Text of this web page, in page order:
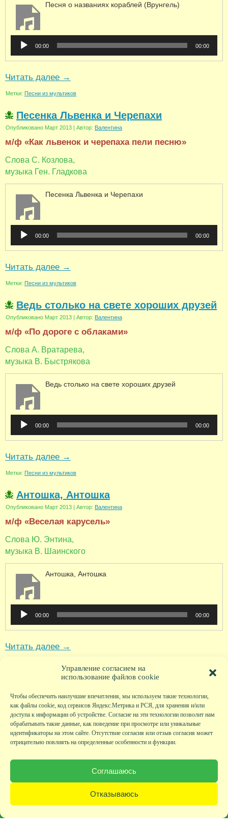
Управление согласием на
использование файлов cookie
Чтобы обеспечить наилучшие впечатления, мы используем такие технологии,
как файлы cookie, код сервисов Яндекс.Метрика и РСЯ, для хранения и/или
доступа к информации об устройстве. Согласие на эти технологии позволит нам
обрабатывать такие данные, как поведение при просмотре или уникальные
идентификаторы на этом сайте. Отсутствие согласия или отзыв согласия может
отрицательно повлиять на определенные особенности и функции.
Соглашаюсь
Отказываюсь
Песня о названиях кораблей (Врунгель)
Аудиоплеер
00:00 00:00
Читать далее →
Метки: Песни из мультиков
Песенка Львенка и Черепахи
Опубликовано Март 2013 | Автор: Валентина
м/ф «Как львенок и черепаха пели песню»
Слова С. Козлова,
музыка Ген. Гладкова
Песенка Львенка и Черепахи
Аудиоплеер
00:00 00:00
Читать далее →
Метки: Песни из мультиков
Ведь столько на свете хороших друзей
Опубликовано Март 2013 | Автор: Валентина
м/ф «По дороге с облаками»
Слова А. Вратарева,
музыка В. Быстрякова
Ведь столько на свете хороших друзей
Аудиоплеер
00:00 00:00
Читать далее →
Метки: Песни из мультиков
Антошка, Антошка
Опубликовано Март 2013 | Автор: Валентина
м/ф «Веселая карусель»
Слова Ю. Энтина,
музыка В. Шаинского
Антошка, Антошка
Аудиоплеер
00:00 00:00
Читать далее →